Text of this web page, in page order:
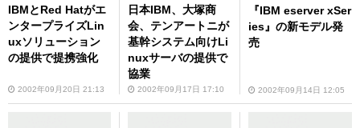
IBMとRed Hatがエ
ンタープライズLin
uxソリューション
の提供で提携強化
2002年09月20日 21:13
日本IBM、大塚商
会、テンアートニが
基幹システム向けLi
nuxサーバの提供で
協業
2002年09月17日 17:10
『IBM eserver xSer
ies』の新モデル発
売
2002年09月14日 12:05